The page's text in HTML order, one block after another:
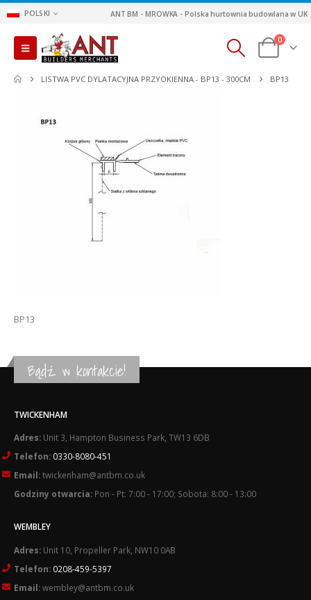
POLSKI ANT BM - MROWKA - Polska hurtownia budowlana w UK
0
LISTWA PVC DYLATACYJNA PRZYOKIENNA - BP13 - 300CM BP13
BP13
Bądź w kontakcie!
TWICKENHAM
Adres: Unit 3, Hampton Business Park, TW13 6DB
Telefon: 0330-8080-451
Email:twickenham@antbm.co.uk
Godziny otwarcia: Pon - Pt: 7:00 - 17:00; Sobota: 8:00 - 13:00
WEMBLEY
Adres: Unit 10, Propeller Park, NW10 0AB
Telefon: 0208-459-5397
Email:wembley@antbm.co.uk